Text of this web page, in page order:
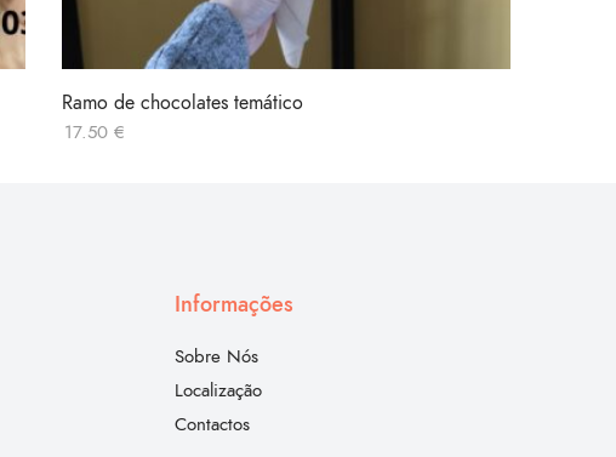
Ramo de chocolates temático
17.50 €
Informações
Sobre Nós
Localização
Contactos